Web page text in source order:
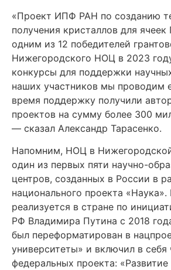
«Проект ИПФ РАН по созданию
получения кристаллов для ячеек
одним из 12 победителей
Нижегородского НОЦ в 2023
конкурсы для поддержки
наших участников мы проводим
время поддержку получили
проектов на сумму более 300
— сказал Александр Тарасенко.
Напомним, НОЦ в
один из первых пяти научно-
центров, созданных в России в
национального проекта
реализуется в стране по
РФ Владимира Путина с 2018
был переформатирован в
университеты» и включил в себя
федеральных проекта: